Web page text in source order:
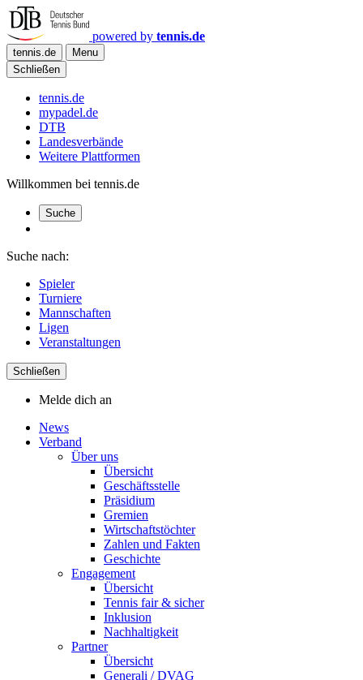
powered by tennis.de
tennis.de
Menu
Schließen
tennis.de
mypadel.de
DTB
Landesverbände
Weitere Plattformen
Willkommen bei tennis.de
Suche
Suche nach:
Spieler
Turniere
Mannschaften
Ligen
Veranstaltungen
Schließen
Melde dich an
News
Verband
Über uns
Übersicht
Geschäftsstelle
Präsidium
Gremien
Wirtschaftstöchter
Zahlen und Fakten
Geschichte
Engagement
Übersicht
Tennis fair & sicher
Inklusion
Nachhaltigkeit
Partner
Übersicht
Generali / DVAG